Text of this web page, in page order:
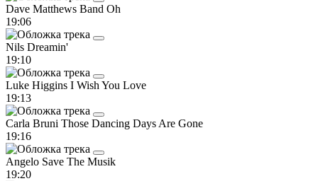
Dave Matthews Band Oh
19:06
Nils Dreamin'
19:10
Luke Higgins I Wish You Love
19:13
Carla Bruni Those Dancing Days Are Gone
19:16
Angelo Save The Musik
19:20